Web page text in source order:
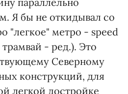
Я бы не откидывал со
"легкое" метро - speed
- ред.). Это
Северному
конструкций, для
легкой достройке